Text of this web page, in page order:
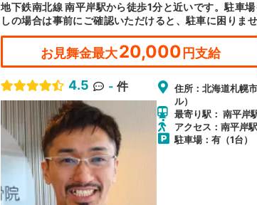
地下鉄南北線 南平岸駅から徒歩1分と近いです。駐車
しの場合は事前にご確認いただけると、駐車に困りま
お見舞金最大20,000 円支給
4.5 - 件
住所：北海道札幌
ル）
最寄り駅： 南平岸
アクセス：南平岸
駐車場：有（1台）